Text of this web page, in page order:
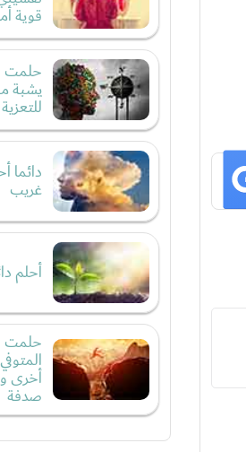
قوية
حلمت
يشبة
للتعزية
غريب
أحلم
حلمت
أخرى
صدفة